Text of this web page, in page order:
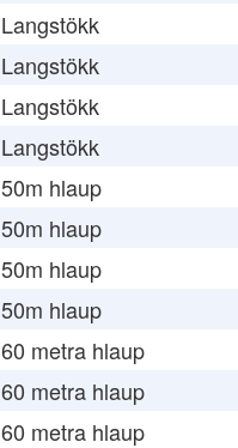
Langstökk
Langstökk
Langstökk
Langstökk
50m hlaup
50m hlaup
50m hlaup
50m hlaup
60 metra hlaup
60 metra hlaup
60 metra hlaup